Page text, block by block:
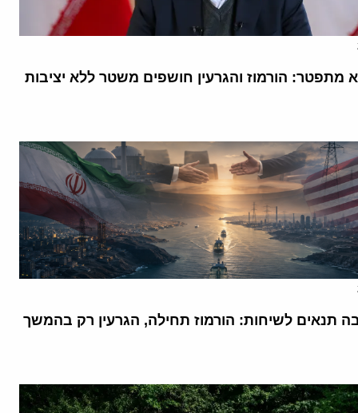
מתפטר: הורמוז והגרעין חושפים משטר ללא יציבות
תנאים לשיחות: הורמוז תחילה, הגרעין רק בהמשך